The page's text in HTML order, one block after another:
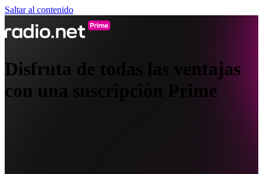
Saltar al contenido
Disfruta de todas las ventajas
con una suscripción Prime